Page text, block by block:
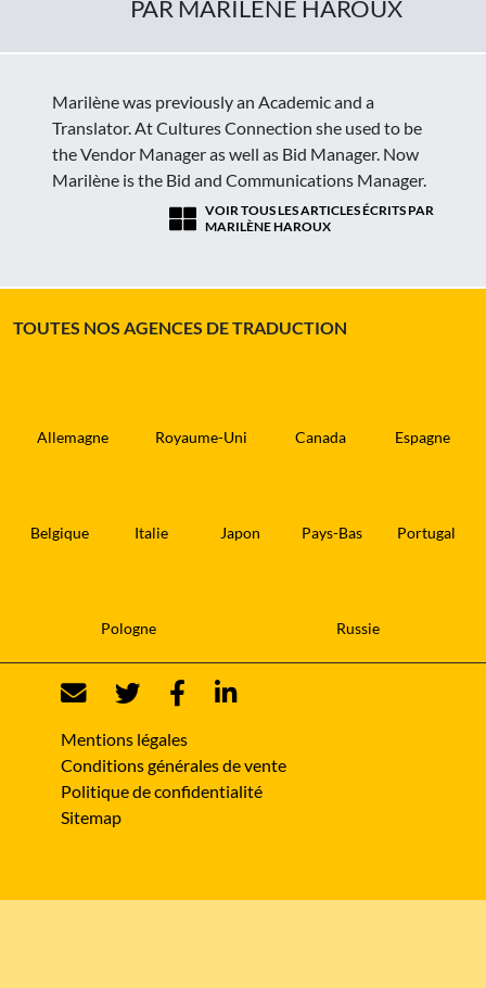
PAR MARILÈNE HAROUX
Marilène was previously an Academic and a
Translator. At Cultures Connection she used to be
the Vendor Manager as well as Bid Manager. Now
Marilène is the Bid and Communications Manager.
VOIR TOUS LES ARTICLES ÉCRITS PAR
MARILÈNE HAROUX
TOUTES NOS AGENCES DE TRADUCTION
Allemagne Royaume-Uni Canada Espagne
Belgique Italie Japon Pays-Bas Portugal
Pologne Russie
Mentions légales
Conditions générales de vente
Politique de confidentialité
Sitemap